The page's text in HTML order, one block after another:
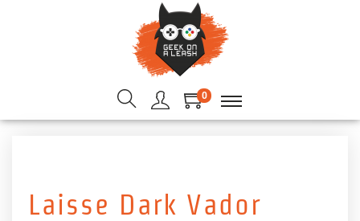
0
Laisse Dark Vador